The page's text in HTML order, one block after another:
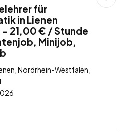
für
in Lienen
21,00 € / Stunde
Minijob,
Nordrhein-Westfalen,